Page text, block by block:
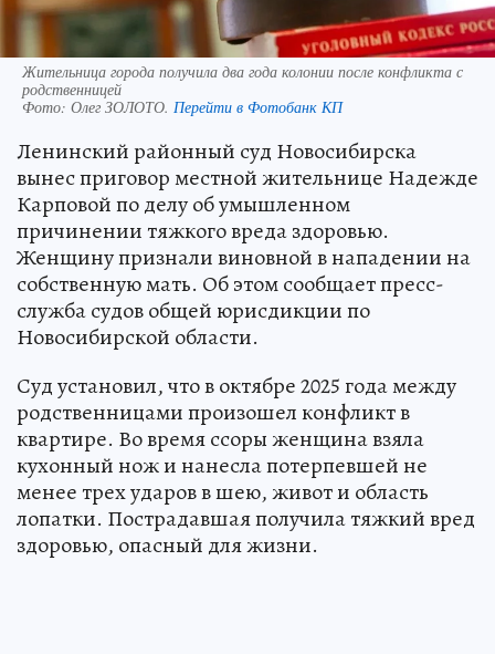
Жительница города получила два года колонии после конфликта с
родственницей
Фото: Олег ЗОЛОТО. Перейти в Фотобанк КП
Ленинский районный суд Новосибирска
вынес приговор местной жительнице Надежде
Карповой по делу об умышленном
причинении тяжкого вреда здоровью.
Женщину признали виновной в нападении на
собственную мать. Об этом сообщает пресс-
служба судов общей юрисдикции по
Новосибирской области.
Суд установил, что в октябре 2025 года между
родственницами произошел конфликт в
квартире. Во время ссоры женщина взяла
кухонный нож и нанесла потерпевшей не
менее трех ударов в шею, живот и область
лопатки. Пострадавшая получила тяжкий вред
здоровью, опасный для жизни.